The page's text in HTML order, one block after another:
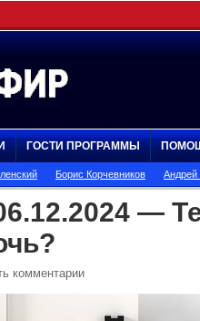
ГОСТИ ПРОГРАММЫ
Борис Корчевников
—
комментарии